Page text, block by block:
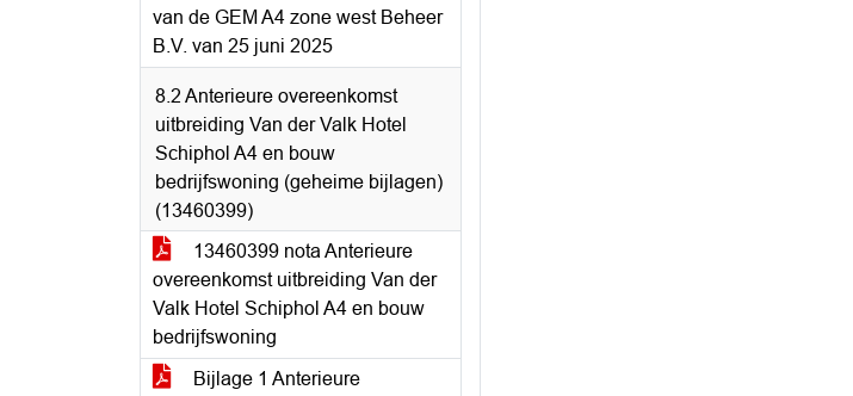
van de GEM A4 zone west Beheer
B.V. van 25 juni 2025
8.2 Anterieure overeenkomst
uitbreiding Van der Valk Hotel
Schiphol A4 en bouw
bedrijfswoning (geheime bijlagen)
(13460399)
13460399 nota Anterieure
overeenkomst uitbreiding Van der
Valk Hotel Schiphol A4 en bouw
bedrijfswoning
Bijlage 1 Anterieure